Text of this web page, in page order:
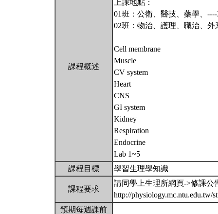
課程概述
上課地點：
01班：公衛、醫技、藥學、
02班：物治、護理、職治、外
Cell membrane
Muscle
CV system
Heart
CNS
GI system
Kidney
Respiration
Endocrine
Lab 1~5
課程目標
學習生理學知識
課程要求
請同學上生理所網頁->修課公
http://physiology.mc.ntu.edu.tw/
預期每週課前